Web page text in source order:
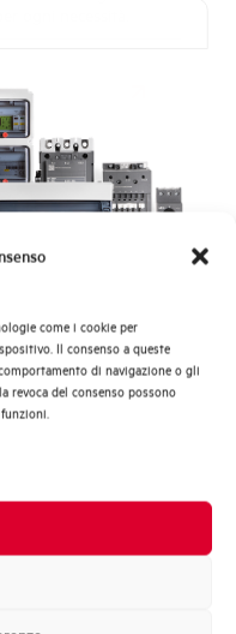
come i cookie per
Il consenso a queste
di navigazione o gli
revoca del consenso possono
aiutarti.
e procedure. Ti
di più?